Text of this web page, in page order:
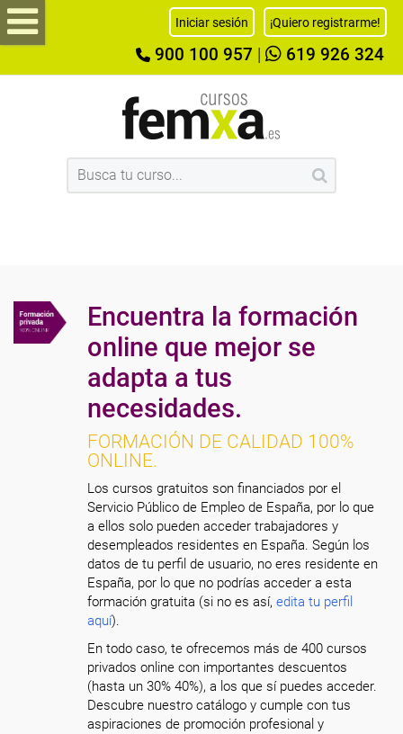
Iniciar sesión ¡Quiero registrarme!
900 100 957 619 926 324
Encuentra la formación
online que mejor se
adapta a tus
necesidades.
FORMACIÓN DE CALIDAD 100%
ONLINE.
Los cursos gratuitos son financiados por el
Servicio Público de Empleo de España, por lo que
a ellos solo pueden acceder trabajadores y
desempleados residentes en España. Según los
datos de tu perfil de usuario, no eres residente en
España, por lo que no podrías acceder a esta
formación gratuita (si no es así,edita tu perfil
aquí).
En todo caso, te ofrecemos más de 400 cursos
privados online con importantes descuentos
(hasta un 30% 40%), a los que sí puedes acceder.
Descubre nuestro catálogo y cumple con tus
aspiraciones de promoción profesional y